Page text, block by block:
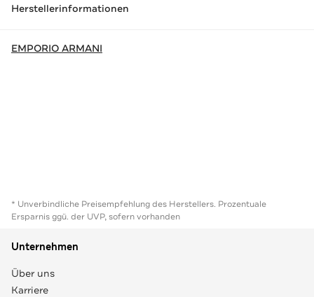
Herstellerinformationen
EMPORIO ARMANI
* Unverbindliche Preisempfehlung des Herstellers. Prozentuale
Ersparnis ggü. der UVP, sofern vorhanden
Unternehmen
Über uns
Karriere